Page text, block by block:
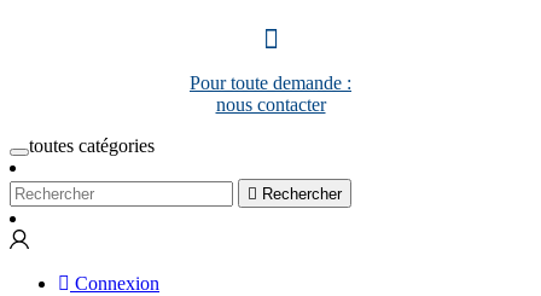
Pour toute demande :
nous contacter
toutes catégories
 Rechercher
Connexion